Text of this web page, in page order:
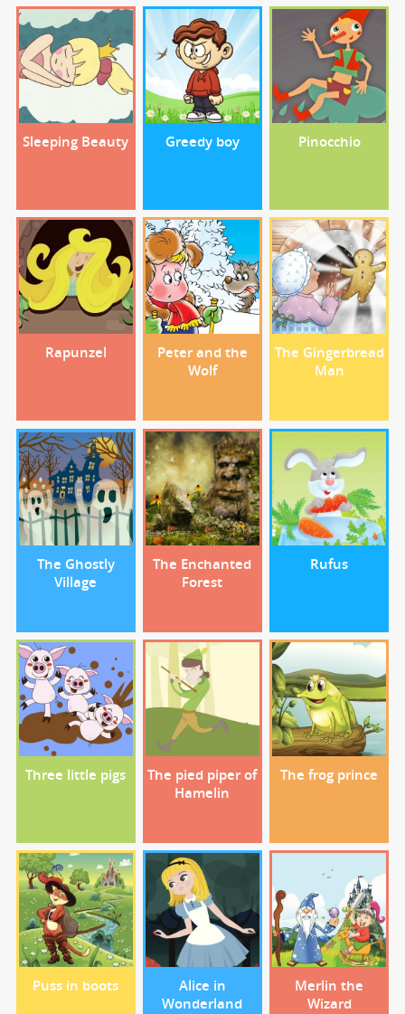
Sleeping Beauty Greedy boy Pinocchio
Rapunzel
Peter and the
Wolf
The Gingerbread
Man
The Ghostly
Village
The Enchanted
Forest
Rufus
Three little pigs
The pied piper of
Hamelin
The frog prince
Puss in boots
Alice in
Wonderland
Merlin the
Wizard